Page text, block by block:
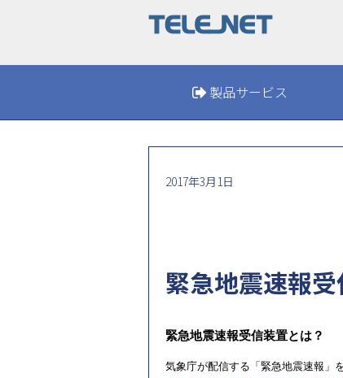
製品サービス
2017年3月1日
緊急地震速報
緊急地震速報受信装置とは？
気象庁が配信する「緊急地震速報」